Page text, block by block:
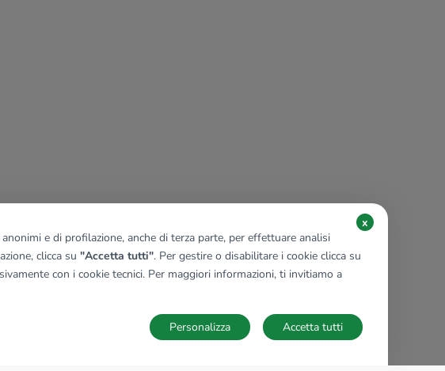
e di profilazione, anche di terza parte, per effettuare analisi
clicca su "Accetta tutti". Per gestire o disabilitare i cookie clicca su
con i cookie tecnici. Per maggiori informazioni, ti invitiamo a
x
Accetta tutti
Personalizza